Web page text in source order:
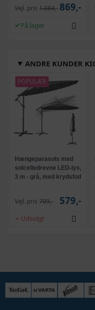
Vejl. pris 1.084,- 869,-
På lager
ANDRE KUNDER
POPULÆR
Hængeparasols med
solcelledrevne LED-lys,
3 m - grå, med krydsfod
Vejl. pris 709,- 579,-
Udsolgt